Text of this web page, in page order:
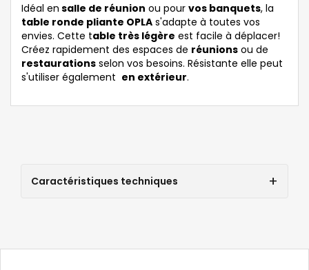
Idéal en salle de réunion ou pour vos banquets, la
table ronde pliante OPLA s'adapte à toutes vos
envies. Cette table très légère est facile à déplacer!
Créez rapidement des espaces de réunions ou de
restaurations selon vos besoins. Résistante elle peut
s'utiliser également en extérieur.
Caractéristiques techniques